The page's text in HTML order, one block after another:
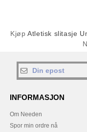
KjøpAtletisk slitasje
INFORMASJON
Om Needen
Spor min ordre nå